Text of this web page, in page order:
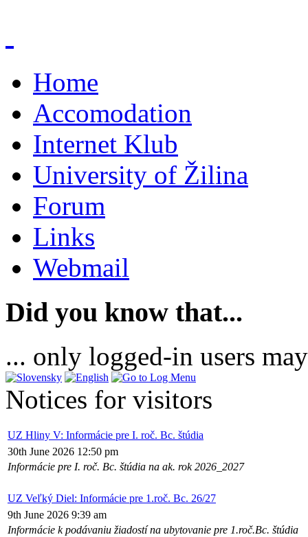
Home
Accomodation
Internet Klub
University of Žilina
Forum
Links
Webmail
Did you know that...
... only logged-in users
Notices for visitors
UZ Hliny V: Informácie pre I. roč. Bc. štúdia
30th June 2026 12:50 pm
Informácie pre I. roč. Bc. štúdia na ak. rok 2026_2027
UZ Veľký Diel: Informácie pre 1.roč. Bc. 26/27
9th June 2026 9:39 am
Informácie k podávaniu žiadostí na ubytovanie pre 1.roč.Bc. štúdia